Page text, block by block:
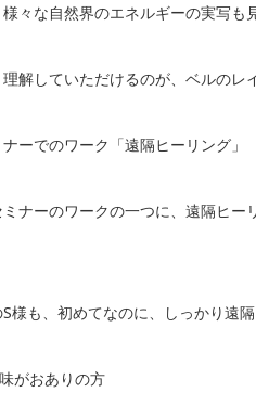
々な自然界のエネルギーの実写も
解していただけるのが、ベルのレ
ーでのワーク「遠隔ヒーリング」
ナーのワークの一つに、遠隔ヒ
様も、初めてなのに、しっかり遠
がおありの方